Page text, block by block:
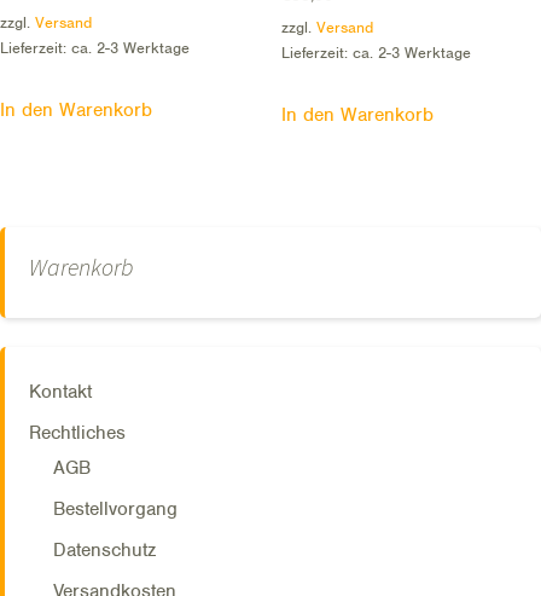
zzgl. Versand
Lieferzeit: ca. 2-3 Werktage
In den Warenkorb
zzgl. Versand
Lieferzeit: ca. 2-3 Werktage
In den Warenkorb
Warenkorb
Kontakt
Rechtliches
AGB
Bestellvorgang
Datenschutz